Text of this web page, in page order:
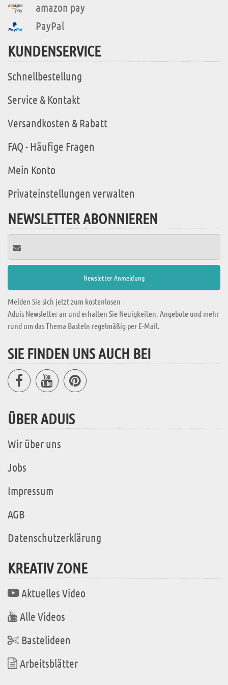
amazon pay
PayPal
KUNDENSERVICE
Schnellbestellung
Service & Kontakt
Versandkosten & Rabatt
FAQ - Häufige Fragen
Mein Konto
Privateinstellungen verwalten
NEWSLETTER ABONNIEREN
Melden Sie sich jetzt zum kostenlosen
Aduis Newsletter an und erhalten Sie Neuigkeiten, Angebote und mehr
rund um das Thema Basteln regelmäßig per E-Mail.
SIE FINDEN UNS AUCH BEI
ÜBER ADUIS
Wir über uns
Jobs
Impressum
AGB
Datenschutzerklärung
KREATIV ZONE
Aktuelles Video
Alle Videos
Bastelideen
Arbeitsblätter